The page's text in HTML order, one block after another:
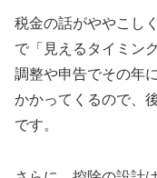
税金の話がややこし
で「見えるタイミン
調整や申告でその年
かかってくるので、
です。